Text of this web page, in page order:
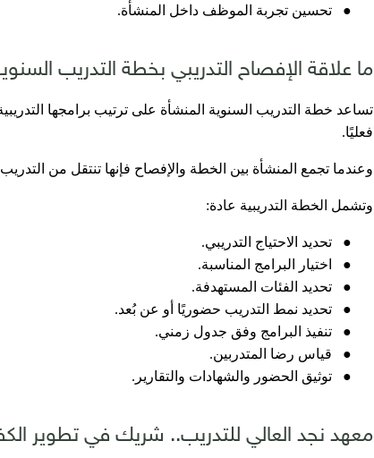
●
تحسين تجربة الموظف داخل المنشأة.
ما علاقة الإفصاح التدريبي بخطة التدريب
تساعد خطة التدريب السنوية المنشأة على ترتيب برامجها
فعليًا.
وعندما تجمع المنشأة بين الخطة والإفصاح فإنها تنتقل من
وتشمل الخطة التدريبية عادة:
●
تحديد الاحتياج التدريبي.
●
اختيار البرامج المناسبة.
●
تحديد الفئات المستهدفة.
●
تحديد نمط التدريب حضوريًا أو عن بُعد.
●
تنفيذ البرامج وفق جدول زمني.
●
قياس رضا المتدربين.
●
توثيق الحضور والشهادات والتقارير.
معهد نجد العالي للتدريب.. شريك في تطوير